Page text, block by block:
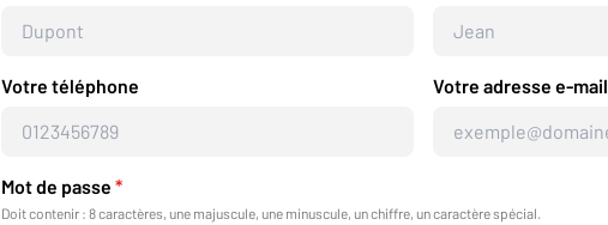
Votre téléphone Votre adresse e-mail
Mot de passe *
Doit contenir : 8 caractères, une majuscule, une minuscule, un chiffre, un caractère spécial.